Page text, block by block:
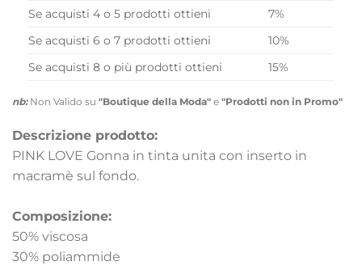
Se acquisti 4 o 5 prodotti ottieni
7%
Se acquisti 6 o 7 prodotti ottieni
10%
Se acquisti 8 o più prodotti ottieni
15%
nb:Non Valido su "Boutique della Moda" e "Prodotti non in Promo"
Descrizione prodotto:
PINK LOVE Gonna in tinta unita con inserto in
macramè sul fondo.
Composizione:
50% viscosa
30% poliammide